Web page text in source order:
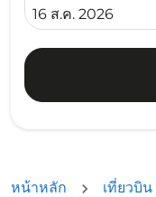
fc-booking-
16 ส.ค. 2026
หน้าหลัก เที่ยวบิน